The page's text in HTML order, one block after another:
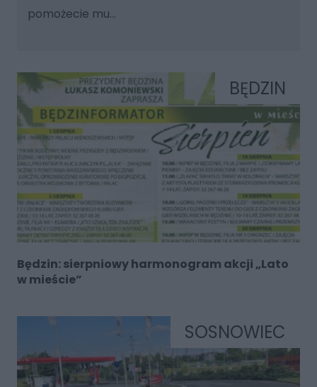
pomożecie mu...
BĘDZIN
Będzin: sierpniowy harmonogram akcji „Lato
w mieście”
SOSNOWIEC